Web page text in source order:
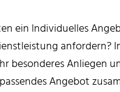
ein Individuelles
anfordern?
besonderes Anliegen
Angebot